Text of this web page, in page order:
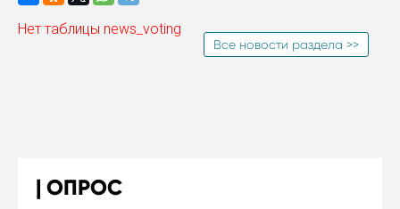
Нет таблицы news_voting
Все новости раздела >>
ОПРОС